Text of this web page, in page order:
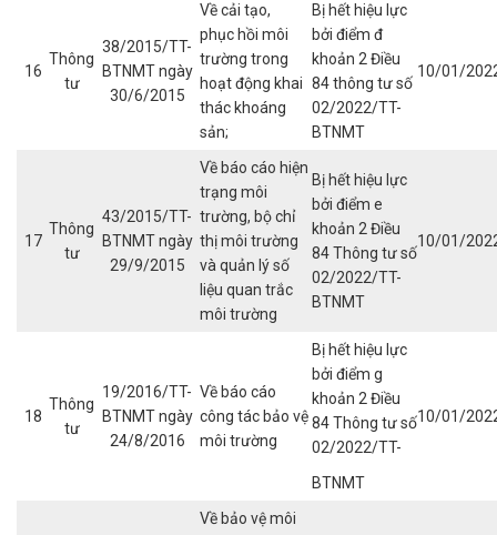
16
Thông
tư
38/2015/TT-
BTNMT ngày
30/6/2015
Về cải tạo,
phục hồi môi
trường trong
hoạt động khai
thác khoáng
sản;
Bị hết hiệu lực
bởi điểm đ
khoản 2 Điều
84 thông tư số
02/2022/TT-
BTNMT
10/01/
17
Thông
tư
43/2015/TT-
BTNMT ngày
29/9/2015
Về báo cáo hiện
trạng môi
trường, bộ chỉ
thị môi trường
và quản lý số
liệu quan trắc
môi trường
Bị hết hiệu lực
bởi điểm e
khoản 2 Điều
84 Thông tư số
02/2022/TT-
BTNMT
10/01/
18
Thông
tư
19/2016/TT-
BTNMT ngày
24/8/2016
Về báo cáo
công tác bảo vệ
môi trường
Bị hết hiệu lực
bởi điểm g
khoản 2 Điều
84 Thông tư số
02/2022/TT-
BTNMT
10/01/
Về bảo vệ môi